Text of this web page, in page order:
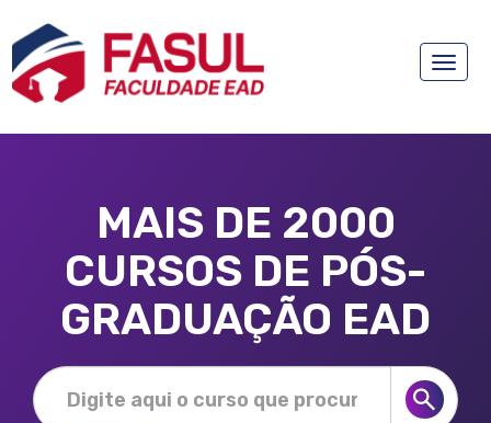
Toggle
MAIS DE 2000
CURSOS DE PÓS-
GRADUAÇÃO EAD